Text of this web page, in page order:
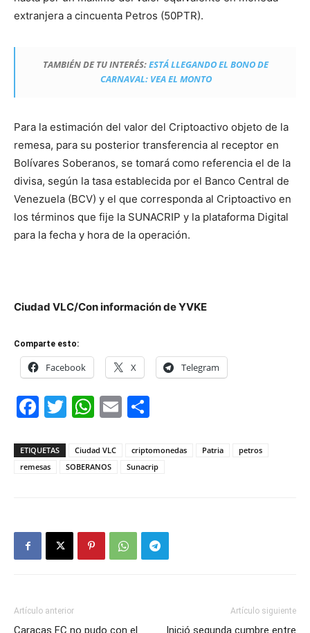
extranjera a cincuenta Petros (50PTR).
TAMBIÉN DE TU INTERÉS:ESTÁ LLEGANDO EL BONO DE
CARNAVAL: VEA EL MONTO
Para la estimación del valor del Criptoactivo objeto de la
remesa, para su posterior transferencia al receptor en
Bolívares Soberanos, se tomará como referencia el de la
divisa, según la tasa establecida por el Banco Central de
Venezuela (BCV) y el que corresponda al Criptoactivo en
los términos que fije la SUNACRIP y la plataforma Digital
para la fecha y hora de la operación.
Ciudad VLC/Con información de YVKE
Comparte esto:
Facebook X Telegram
Facebook
Twitter
WhatsApp
Email
ETIQUETAS Ciudad VLC criptomonedas Patria
petros
remesas
SOBERANOS Sunacrip
Artículo anterior
Caracas FC no pudo con el
Artículo siguiente
Inició segunda cumbre entre